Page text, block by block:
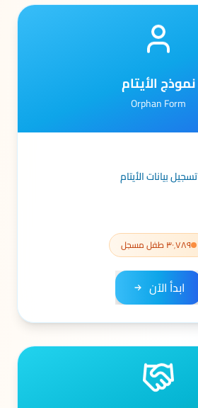
نموذج الأيتام
Orphan Form
تسجيل بيانات الأيتام
٣٠٬٧٨٩ طفل مسجل
ابدأ الآن